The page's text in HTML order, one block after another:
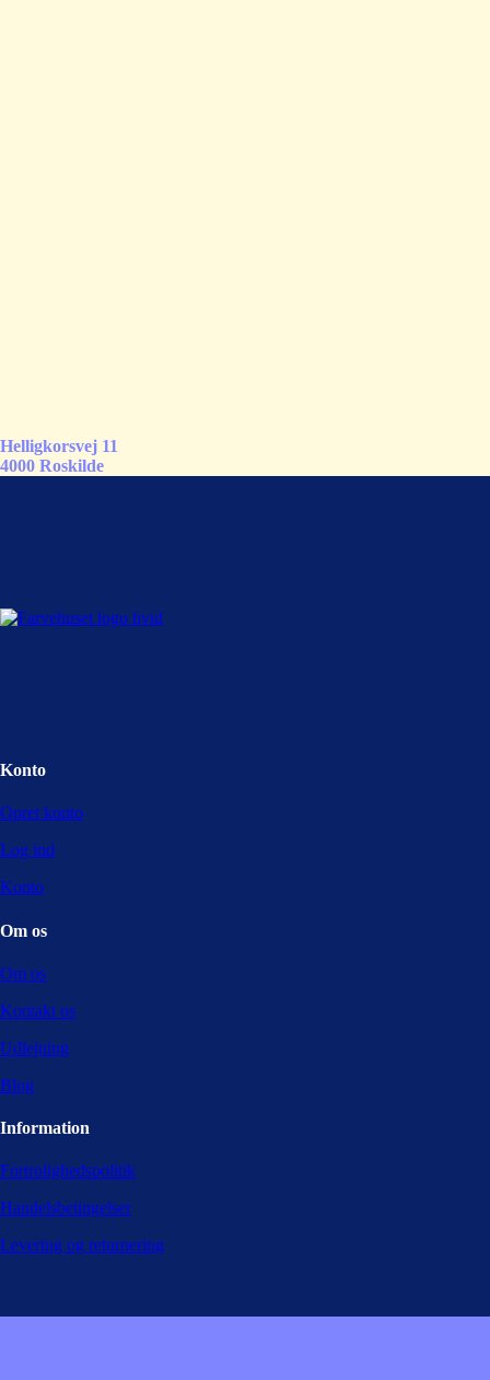
Helligkorsvej 11
4000 Roskilde
Konto
Opret konto
Log ind
Konto
Om os
Om os
Kontakt os
Udlejning
Blog
Information
Fortrolighedspolitik
Handelsbetingelser
Levering og returnering